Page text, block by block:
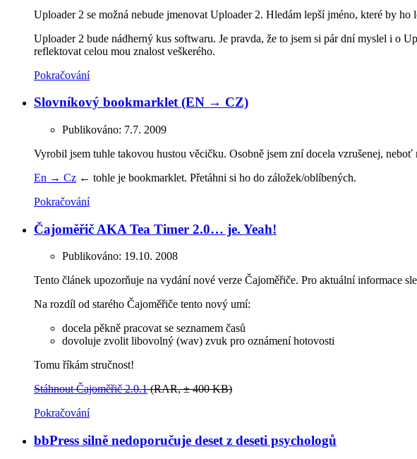
Uploader 2 se možná nebude jmenovat Uploader 2. Hledám lepší jméno, které by
Uploader 2 bude nádherný kus softwaru. Je pravda, že to jsem si pár dní myslel i o
reflektovat celou mou znalost veškerého.
Pokračování
Slovníkový bookmarklet (EN → CZ)
Publikováno: 7.7. 2009
Vyrobil jsem tuhle takovou hustou věcičku. Osobně jsem zní docela vzrušenej,
En → Cz ← tohle je bookmarklet. Přetáhni si ho do záložek/oblíbe­ných.
Pokračování
Čajoměřič AKA Tea Timer 2.0… je. Yeah!
Publikováno: 19.10. 2008
Tento článek upozorňuje na vydání nové verze Čajoměřiče. Pro aktuální informace
Na rozdíl od starého Čajoměřiče tento nový umí:
docela pěkně pracovat se seznamem časů
dovoluje zvolit libovolný (wav) zvuk pro oznámení hotovosti
Tomu říkám stručnost!
Stáhnout Čajoměřič 2.0.1(RAR, ± 400 KB)
Pokračování
bbPress silně nedoporučuje deset z deseti psychologů